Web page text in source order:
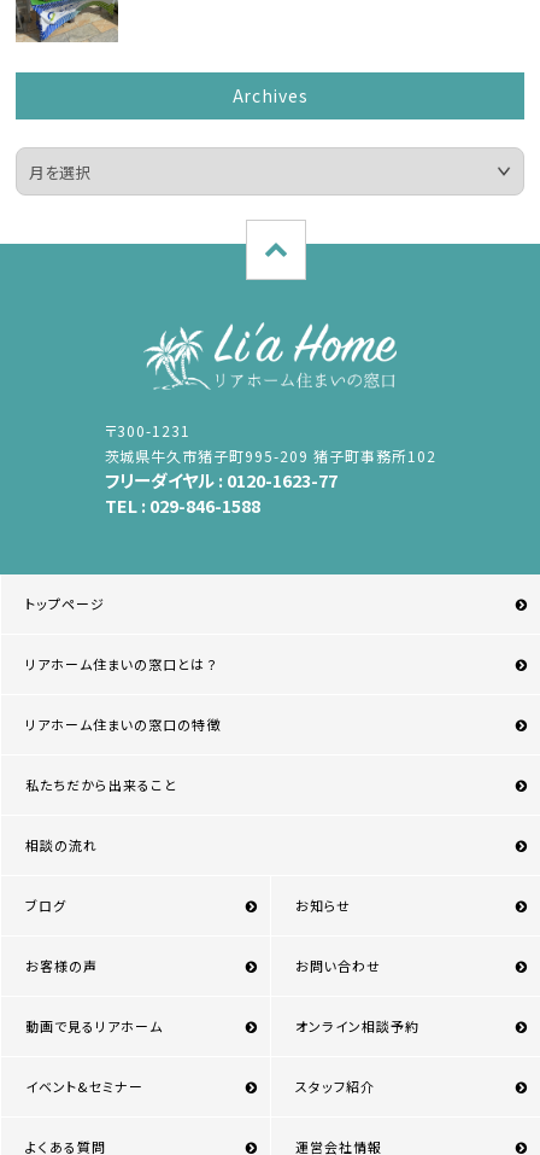
Archives
〒300-1231
茨城県牛久市猪子町995-209 猪子町事務所102
フリーダイヤル : 0120-1623-77
TEL : 029-846-1588
トップページ
リアホーム住まいの窓口とは？
リアホーム住まいの窓口の特徴
私たちだから出来ること
相談の流れ
ブログ
お客様の声
動画で見るリアホーム
イベント&セミナー
よくある質問
お知らせ
お問い合わせ
オンライン相談予約
スタッフ紹介
運営会社情報